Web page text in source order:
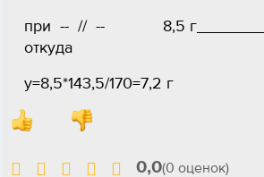
при -- // -- 8,5
откуда
у=8,5*143,5/170=7,2 г
0,0(0 оценок)